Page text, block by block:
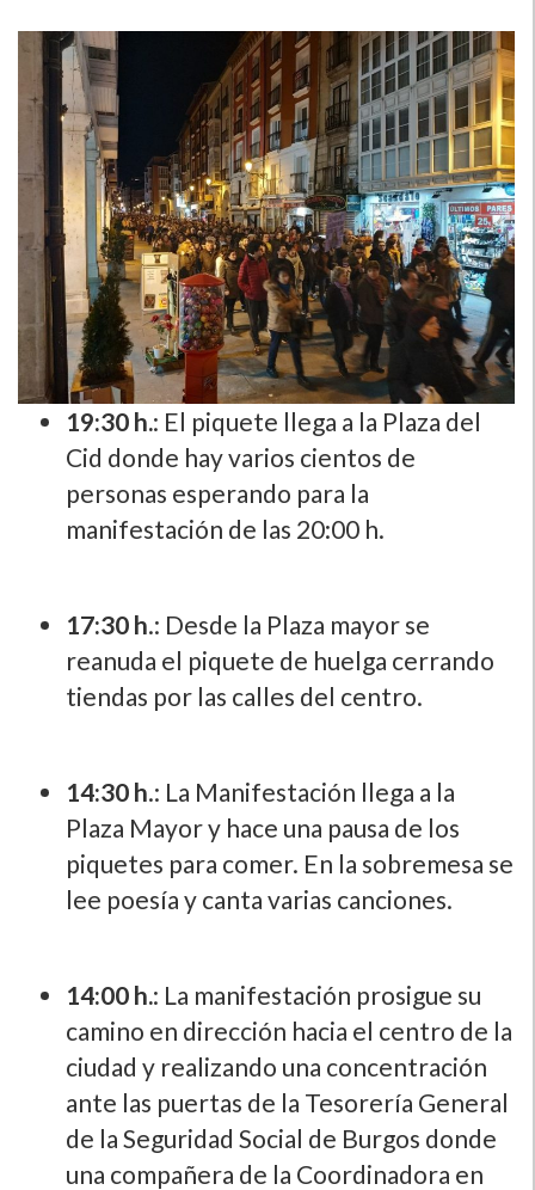
19:30 h.: El piquete llega a la Plaza del
Cid donde hay varios cientos de
personas esperando para la
manifestación de las 20:00 h.
17:30 h.: Desde la Plaza mayor se
reanuda el piquete de huelga cerrando
tiendas por las calles del centro.
14:30 h.: La Manifestación llega a la
Plaza Mayor y hace una pausa de los
piquetes para comer. En la sobremesa se
lee poesí­a y canta varias canciones.
14:00 h.: La manifestación prosigue su
camino en dirección hacia el centro de la
ciudad y realizando una concentración
ante las puertas de la Tesorerí­a General
de la Seguridad Social de Burgos donde
una compañera de la Coordinadora en